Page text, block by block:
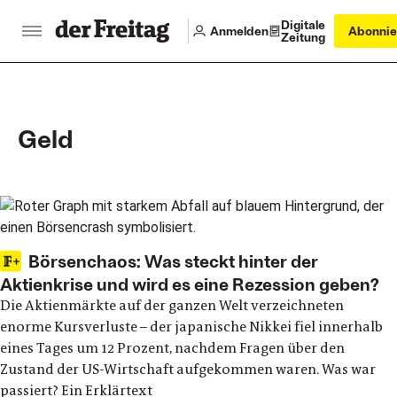
Anmelden
Digitale
Zeitung
Geld
Latest articles
Börsenchaos: Was steckt hinter der
Aktienkrise und wird es eine Rezession geben?
Die Aktienmärkte auf der ganzen Welt verzeichneten
enorme Kursverluste – der japanische Nikkei fiel innerhalb
eines Tages um 12 Prozent, nachdem Fragen über den
Zustand der US-Wirtschaft aufgekommen waren. Was war
passiert? Ein Erklärtext